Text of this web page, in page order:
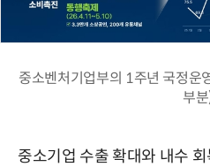
중소벤처기업부의 1주년 국정운
부
중소기업 수출 확대와 내수